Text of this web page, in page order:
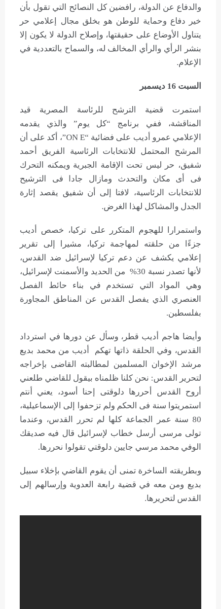
والدفاع عن الدولة، رافضين كل النصائح التي تقول بأن
خير دفاع وحماية للوطن هو بخلق مجال إعلامي حر
يتناول الأوضاع على حقيقتها، وإصلاح الدولة لا يكون إلا
بنشر الرأي والرأي المخالف له، والسماح بالتعددية في
الإعلام.
السبت 16 ديسمبر
استمرت قضية الترشح للرئاسة المصرية قيد
المناقشة، ففي برنامج “كل يوم” والذي يقدمه
الإعلامي عمرو أديب على فضائية “ON E”، أكد على أن
المرشح المحتمل للانتخابات الرئاسية الفريق أحمد
شفيق، حر ليس تحت الإقامة الجبرية ويمكنه التحرك
فى أى مكان والتحدث ومازال جادا فى الترشيح
للانتخابات الرئاسية، لافتا إلى أن شفيق يقصد إثارة
الجدل والمشاكل لهذا الغرض.
واستمرارا للهجوم المتكرر على تركيا، خصص أديب
جزءًا من حلقته لمهاجمة تركيا، مشيرا إلى تقرير
إعلامي يكشف عن دعم تركيا لإسرائيل ضد القدس،
لأنها تصدر نسبة 30% من الحديد والأسمنت لإسرائيل،
وهي المواد التي تستخدم في بناء حائط الفصل
العنصري الذي يفصل القدس عن المناطق المجاورة
بفلسطين.
وأيضا هاجم أديب قطر، وسأل عن دورها في استرداد
القدس، وفي الحلقة ذاتها تهكم أديب من محمد بديع
مرشد الإخوان المسلمين لمطالبته القاضى بإخراجه
لتحرير القدس: نحن كلنا ظلمناه بيقول للقاضي طلعني
أروح القدس أحررها دلوقتى إحنا أسود، يعني أنتم
استمريتوا سنة فى الحكم ولم تزحفوا إلى الإسماعيلية،
80 سنة عمر الجماعة كلها لم تحرر القدس، وعندما
تولى مرسى أرسل خطاب لإسرائيل قال فيه صديقك
الوفي محمد مرسي جايين دلوقتي تقولوا نحررها.
وبطريقته الساخرة تمنى أن يقوم القاضي بإخلاء سبيل
بديع ومن معه في قضية رابعة العدوية وإرسالهم إلى
القدس لتحريرها.